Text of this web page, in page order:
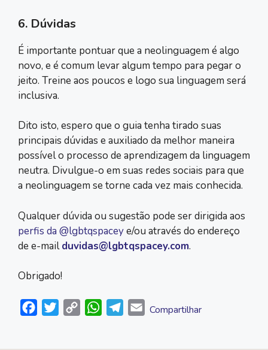
6. Dúvidas
É importante pontuar que a neolinguagem é algo
novo, e é comum levar algum tempo para pegar o
jeito. Treine aos poucos e logo sua linguagem será
inclusiva.
Dito isto, espero que o guia tenha tirado suas
principais dúvidas e auxiliado da melhor maneira
possível o processo de aprendizagem da linguagem
neutra. Divulgue-o em suas redes sociais para que
a neolinguagem se torne cada vez mais conhecida.
Qualquer dúvida ou sugestão pode ser dirigida aos
perfis da @lgbtqspaceye/ou através do endereço
de e-mailduvidas@lgbtqspacey.com.
Obrigado!
W
ECompartilhar